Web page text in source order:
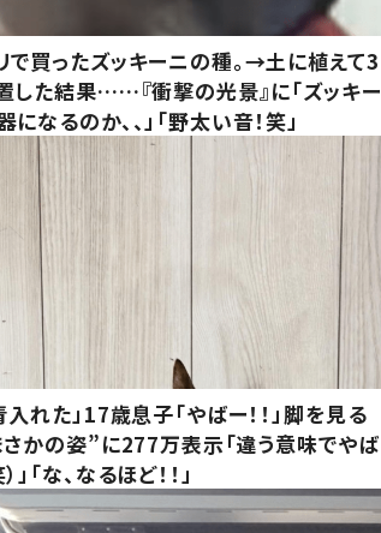
で買ったズッキーニの種。→土に植えて3
した結果……『衝撃の光景』に「ズッキー
なるのか、、」「野太い音！笑」
入れた」17歳息子「やばー！！」脚を見る
かの姿”に277万表示「違う意味でやば
」「な、なるほど！！」